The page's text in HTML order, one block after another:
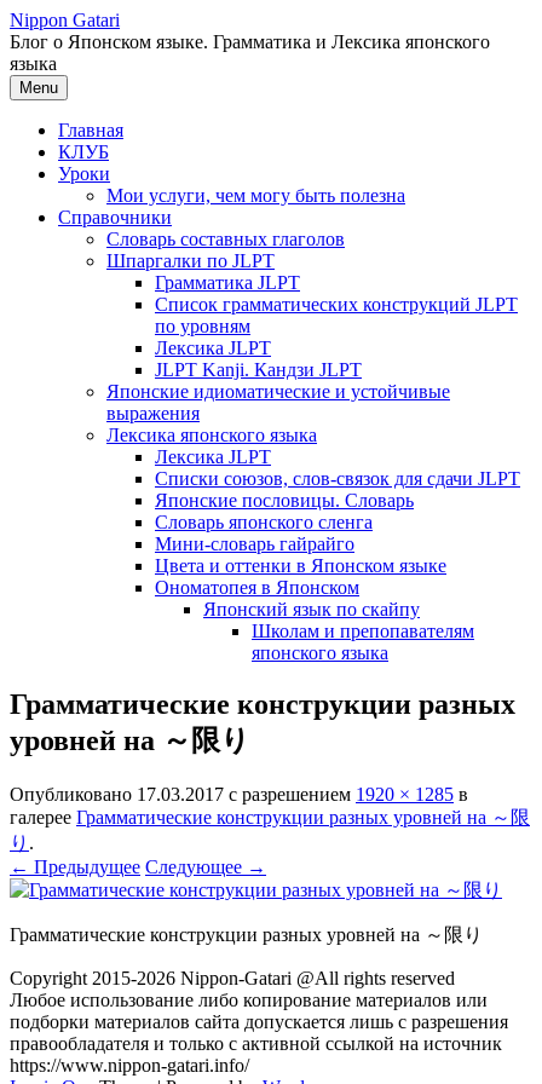
Перейти
к
содержимому
Nippon Gatari
Блог о Японском языке. Грамматика и Лексика японского
языка
Menu
Главная
КЛУБ
Уроки
Мои услуги, чем могу быть полезна
Справочники
Словарь составных глаголов
Шпаргалки по JLPT
Грамматика JLPT
Список грамматических конструкций JLPT
по уровням
Лексика JLPT
JLPT Kanji. Кандзи JLPT
Японские идиоматические и устойчивые
выражения
Лексика японского языка
Лексика JLPT
Списки союзов, слов-связок для сдачи JLPT
Японские пословицы. Словарь
Словарь японского сленга
Мини-словарь гайрайго
Цвета и оттенки в Японском языке
Ономатопея в Японском
Японский язык по скайпу
Школам и препопавателям
японского языка
Грамматические конструкции разных
уровней на ～限り
Опубликовано 17.03.2017 с разрешением 1920 × 1285 в
галерее Грамматические конструкции разных уровней на ～限
り .
← Предыдущее Следующее →
Грамматические конструкции разных уровней на ～限り
Copyright 2015-2026 Nippon-Gatari @All rights reserved
Любое использование либо копирование материалов или
подборки материалов сайта допускается лишь с разрешения
правообладателя и только с активной ссылкой на источник
https://www.nippon-gatari.info/